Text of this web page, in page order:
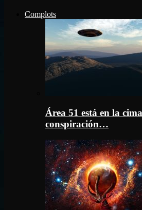
Complots
Área 51 está en la
conspiración…